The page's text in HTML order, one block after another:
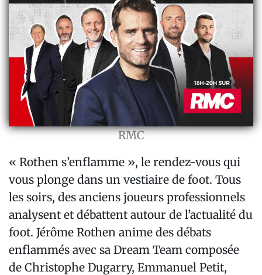
RMC
« Rothen s’enflamme », le rendez-vous qui
vous plonge dans un vestiaire de foot. Tous
les soirs, des anciens joueurs professionnels
analysent et débattent autour de l’actualité du
foot. Jérôme Rothen anime des débats
enflammés avec sa Dream Team composée
de Christophe Dugarry, Emmanuel Petit,